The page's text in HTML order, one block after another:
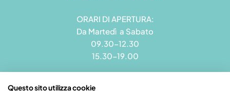
ORARI DI APERTURA:
Da Martedì a Sabato
09.30-12.30
15.30-19.00
Questo sito utilizza cookie